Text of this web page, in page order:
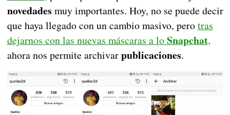
novedades muy importantes. Hoy, no se puede decir
que haya llegado con un cambio masivo, perotras
dejarnos con las nuevas máscaras a loSnapchat,
ahora nos permite archivarpublicaciones.